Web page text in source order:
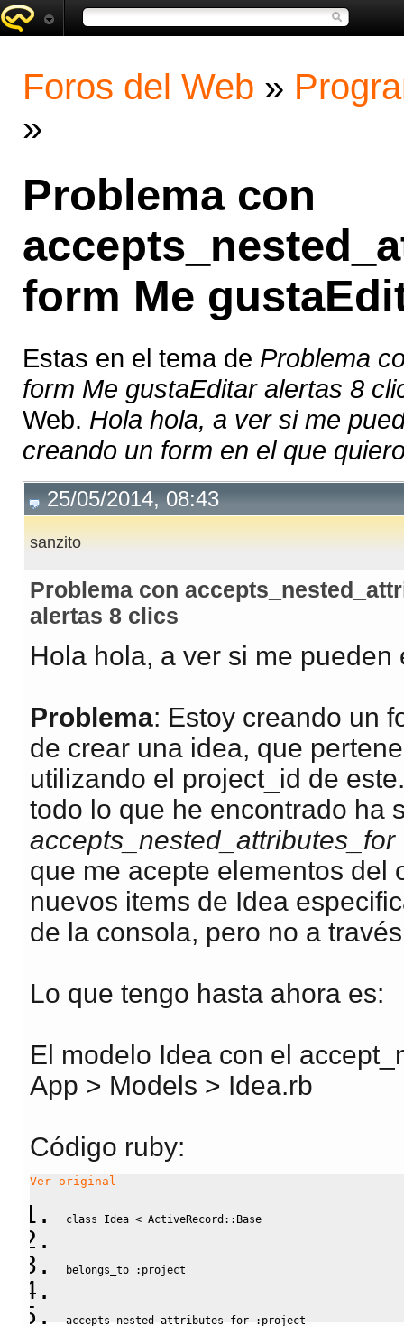
Foros del Web »
»
Problema con
form Me
Estas en el tema de Problema
form Me gustaEditar alertas 8
Web. Hola hola, a ver si me
creando un form en el que
25/05/2014, 08:43
sanzito
Problema con
alertas 8 clics
Hola hola, a ver si me pueden
Problema: Estoy creando un
de crear una idea, que
utilizando el project_id de
todo lo que he encontrado ha
accepts_nested_attributes_for
que me acepte elementos del
nuevos items de Idea
de la consola, pero no a
Lo que tengo hasta ahora es:
El modelo Idea con el
App > Models > Idea.rb
Código ruby:
Ver original
class Idea < ActiveRecord::Base
belongs_to :project
accepts_nested_attributes_for :project